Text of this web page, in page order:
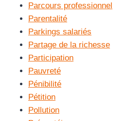
Parcours professionnel
Parentalité
Parkings salariés
Partage de la richesse
Participation
Pauvreté
Pénibilité
Pétition
Pollution